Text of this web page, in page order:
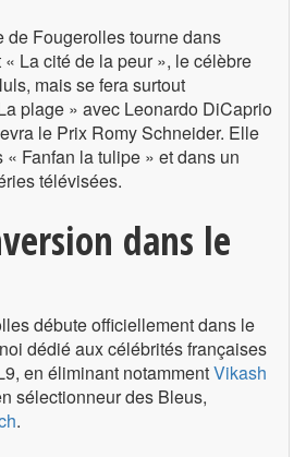
de Fougerolles tourne dans
La cité de la peur », le célèbre
mais se fera surtout
plage » avec Leonardo DiCaprio
le Prix Romy Schneider. Elle
Fanfan la tulipe » et dans un
télévisées.
dans le
débute officiellement dans le
dédié aux célébrités françaises
en éliminant notammentVikash
sélectionneur des Bleus,
.